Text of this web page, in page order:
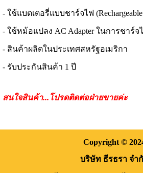
- ใช้แบตเตอรี่แบบชาร์จไฟ
- ใช้หม้อแปลง AC Adapterในการชาร์จ
- สินค้าผลิตในประเทศสหรัฐอเมริกา
- รับประกันสินค้า 1 ปี
สนใจสินค้า...โปรดติดต่อฝ่ายขายค่ะ
Copyright ©
บริษัท ธีรธรา จำ